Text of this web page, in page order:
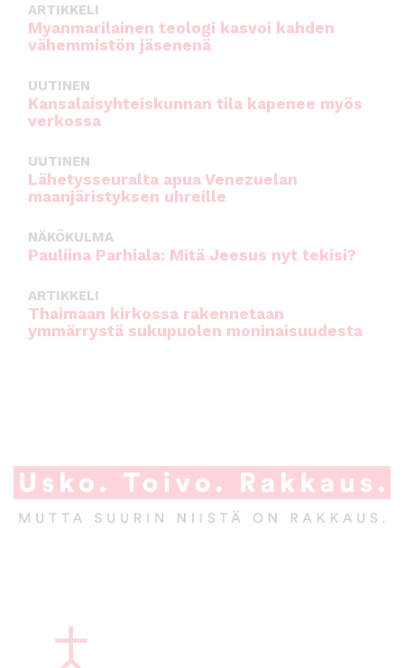
ARTIKKELI
Myanmarilainen teologi kasvoi kahden
vähemmistön jäsenenä
UUTINEN
Kansalaisyhteiskunnan tila kapenee myös
verkossa
UUTINEN
Lähetysseuralta apua Venezuelan
maanjäristyksen uhreille
NÄKÖKULMA
Pauliina Parhiala: Mitä Jeesus nyt tekisi?
ARTIKKELI
Thaimaan kirkossa rakennetaan
ymmärrystä sukupuolen moninaisuudesta